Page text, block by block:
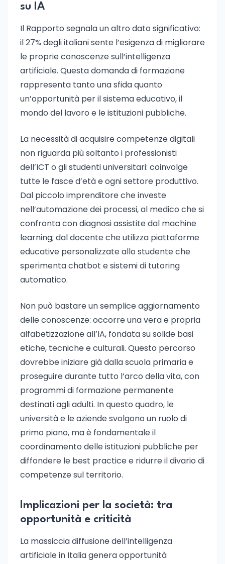
su IA
Il Rapporto segnala un altro dato significativo:
il 27% degli italiani sente l’esigenza di migliorare
le proprie conoscenze sull’intelligenza
artificiale. Questa domanda di formazione
rappresenta tanto una sfida quanto
un’opportunità per il sistema educativo, il
mondo del lavoro e le istituzioni pubbliche.
La necessità di acquisire competenze digitali
non riguarda più soltanto i professionisti
dell’ICT o gli studenti universitari: coinvolge
tutte le fasce d’età e ogni settore produttivo.
Dal piccolo imprenditore che investe
nell’automazione dei processi, al medico che si
confronta con diagnosi assistite dal machine
learning; dal docente che utilizza piattaforme
educative personalizzate allo studente che
sperimenta chatbot e sistemi di tutoring
automatico.
Non può bastare un semplice aggiornamento
delle conoscenze: occorre una vera e propria
alfabetizzazione all’IA, fondata su solide basi
etiche, tecniche e culturali. Questo percorso
dovrebbe iniziare già dalla scuola primaria e
proseguire durante tutto l’arco della vita, con
programmi di formazione permanente
destinati agli adulti. In questo quadro, le
università e le aziende svolgono un ruolo di
primo piano, ma è fondamentale il
coordinamento delle istituzioni pubbliche per
diffondere le best practice e ridurre il divario di
competenze sul territorio.
Implicazioni per la società: tra
opportunità e criticità
La massiccia diffusione dell’intelligenza
artificiale in Italia genera opportunità